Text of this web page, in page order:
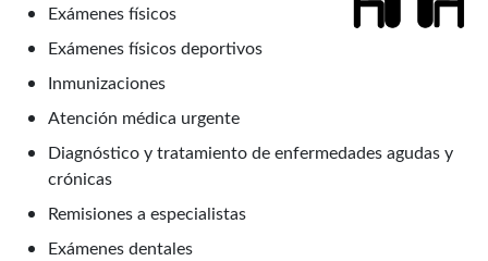
Exámenes físicos
Exámenes físicos deportivos
Inmunizaciones
Atención médica urgente
Diagnóstico y tratamiento de enfermedades agudas y
crónicas
Remisiones a especialistas
Exámenes dentales